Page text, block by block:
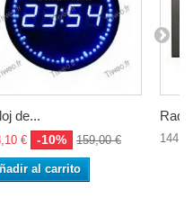
de...
€ -10% 159,00 €
al carrito